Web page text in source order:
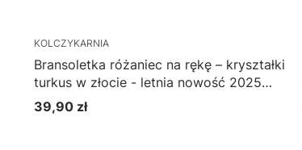
KOLCZYKARNIA
Bransoletka różaniec na rękę – kryształki
turkus w złocie - letnia nowość 2025
(9028)
Cena
39,90 zł